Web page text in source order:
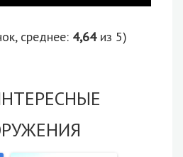
среднее: 4,64из 5)